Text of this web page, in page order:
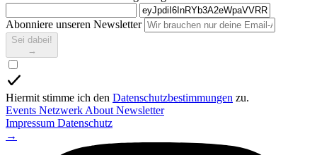
Abonniere unseren Newsletter
Sei dabei!
→
Hiermit stimme ich den Datenschutzbestimmungen zu.
Events Netzwerk About Newsletter
Impressum Datenschutz
→